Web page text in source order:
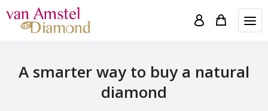
A smarter way to buy a natural
diamond